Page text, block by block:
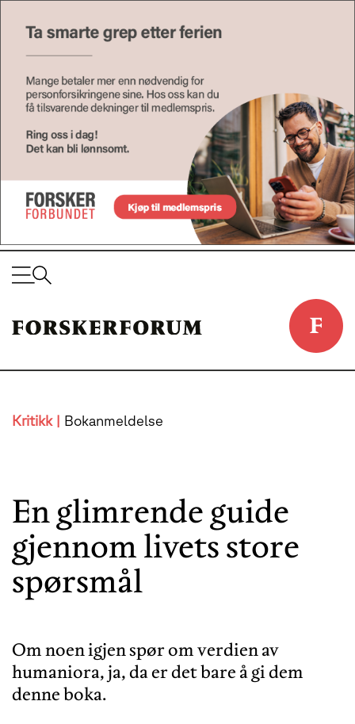
Kritikk | Bokanmeldelse
En glimrende guide
gjennom livets store
spørsmål
Om noen igjen spør om verdien av
humaniora, ja, da er det bare å gi dem
denne boka.